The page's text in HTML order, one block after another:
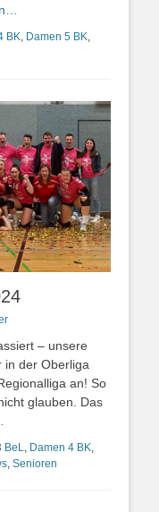
BK, Damen 5 BK,
– unsere
in der Oberliga
an! So
glauben. Das
BeL, Damen 4 BK,
, Senioren